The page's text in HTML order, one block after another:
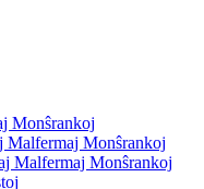
Monŝrankoj
Malfermaj Monŝrankoj
Malfermaj Monŝrankoj